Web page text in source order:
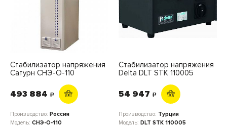
Стабилизатор напряжения
Сатурн СНЭ-О-110
493 884 c
Производство: Россия
Модель: СНЭ-О-110
Стабилизатор напряжения
Delta DLT STK 110005
54 947 c
Производство: Турция
Модель: DLT STK 110005